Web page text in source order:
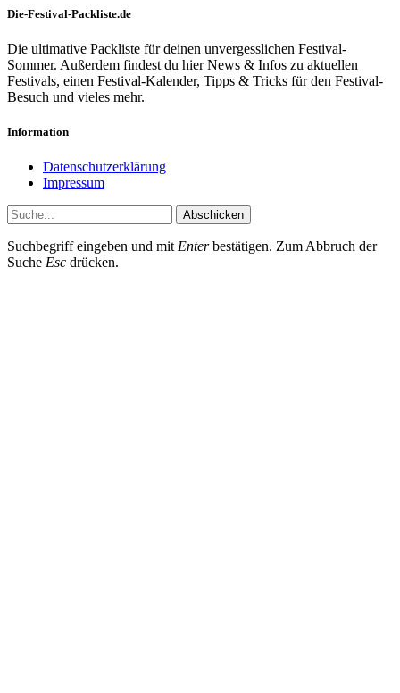
Die-Festival-Packliste.de
Die ultimative Packliste für deinen unvergesslichen Festival-
Sommer. Außerdem findest du hier News & Infos zu aktuellen
Festivals, einen Festival-Kalender, Tipps & Tricks für den Festival-
Besuch und vieles mehr.
Information
Datenschutzerklärung
Impressum
Abschicken
Suchbegriff eingeben und mit Enterbestätigen. Zum Abbruch der
Suche Esc drücken.